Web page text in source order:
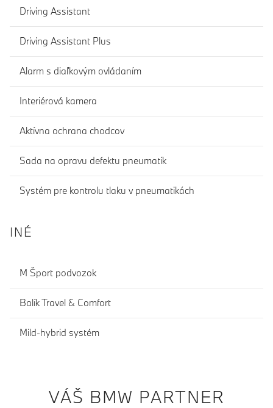
Driving Assistant
Driving Assistant Plus
Alarm s diaľkovým ovládaním
Interiérová kamera
Aktívna ochrana chodcov
Sada na opravu defektu pneumatík
Systém pre kontrolu tlaku v pneumatikách
INÉ
M Šport podvozok
Balík Travel & Comfort
Mild-hybrid systém
VÁŠ BMW PARTNER